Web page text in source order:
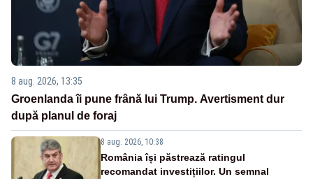
8 aug. 2026, 13:35
Groenlanda îi pune frână lui Trump. Avertisment dur
după planul de foraj
8 aug. 2026, 10:38
România își păstrează ratingul
recomandat investițiilor. Un semnal